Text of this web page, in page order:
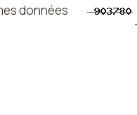
données